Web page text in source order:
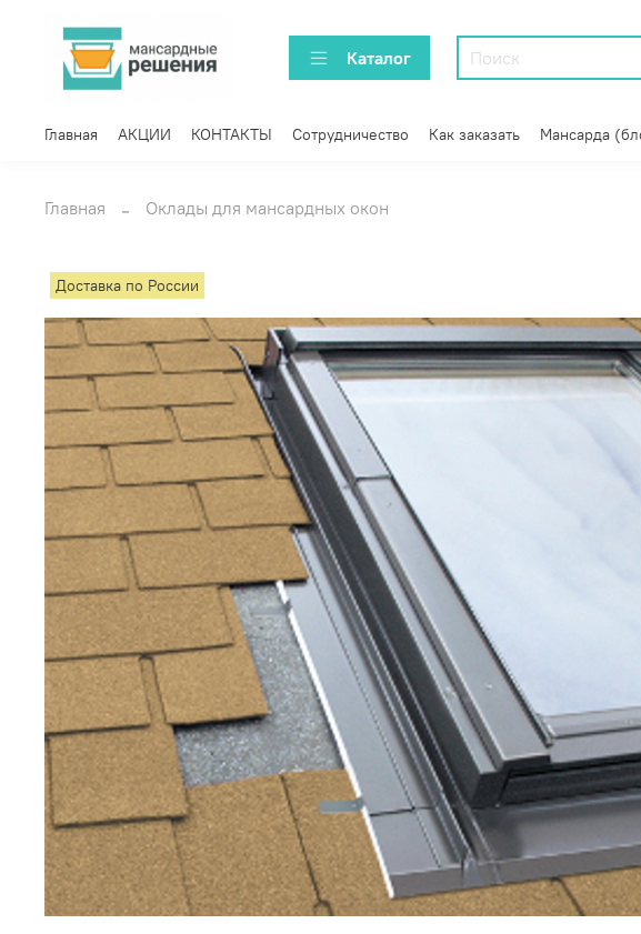
Каталог
Главная АКЦИИ КОНТАКТЫ Сотрудничество Как заказать Мансарда
Главная Оклады для мансардных окон
Доставка по России